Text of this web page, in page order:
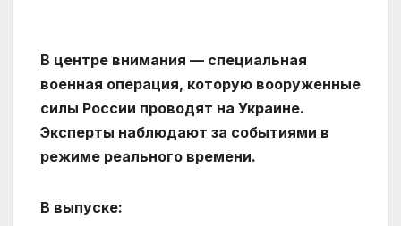
В центре внимания — специальная
военная операция, которую вооруженные
силы России проводят на Украине.
Эксперты наблюдают за событиями в
режиме реального времени.
В выпуске: